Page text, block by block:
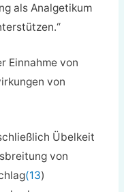
als Analgetikum
Einnahme von
von
Übelkeit
von
(13)